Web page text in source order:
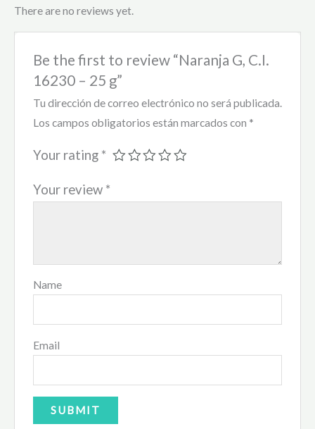
There are no reviews yet.
Be the first to review “Naranja G, C.I.
16230 – 25 g”
Tu dirección de correo electrónico no será publicada.
Los campos obligatorios están marcados con *
Your rating *
Your review *
Name
Email